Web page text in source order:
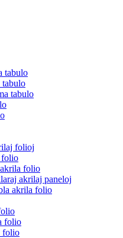
tabulo
tabulo
tabulo
folioj
folio
folio
akrilaj paneloj
akrila folio
folio
folio